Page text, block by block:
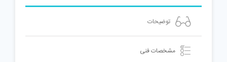
توضیحات
مشخصات فنی